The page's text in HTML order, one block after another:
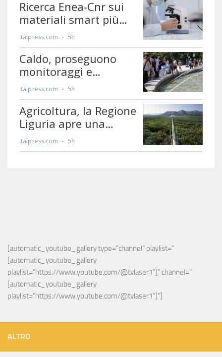
[automatic_youtube_gallery type="channel" playlist="
[automatic_youtube_gallery
playlist="https://www.youtube.com/@tvlaser1"]" channel="
[automatic_youtube_gallery
playlist="https://www.youtube.com/@tvlaser1"]"]
ALTRO